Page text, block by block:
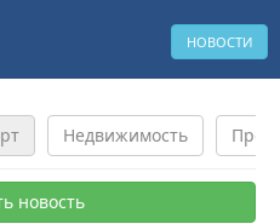
НОВОСТИ
Недвижимость
новость